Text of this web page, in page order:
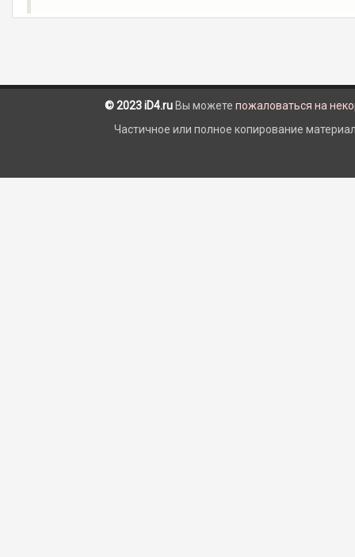
© 2023 iD4.ru Вы можете пожаловаться на
Частичное или полное копирование